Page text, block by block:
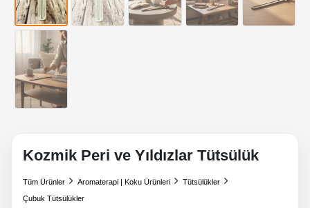
Kozmik Peri ve Yıldızlar Tütsülük
Tüm Ürünler Aromaterapi | Koku Ürünleri
Tütsülükler
Çubuk Tütsülükler